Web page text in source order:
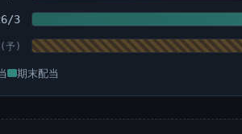
3
期末配当